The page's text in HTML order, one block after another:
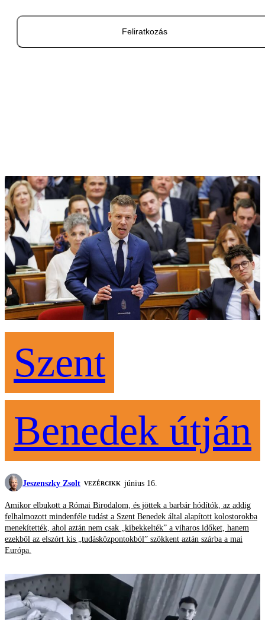
Feliratkozás
Szent
Benedek útján
Jeszenszky Zsolt VEZÉRCIKK június 16.
Amikor elbukott a Római Birodalom, és jöttek a barbár hódítók, az addig
felhalmozott mindenféle tudást a Szent Benedek által alapított kolostorokba
menekítették, ahol aztán nem csak „kibekkelték” a viharos időket, hanem
ezekből az elszórt kis „tudásközpontokból” szökkent aztán szárba a mai
Európa.